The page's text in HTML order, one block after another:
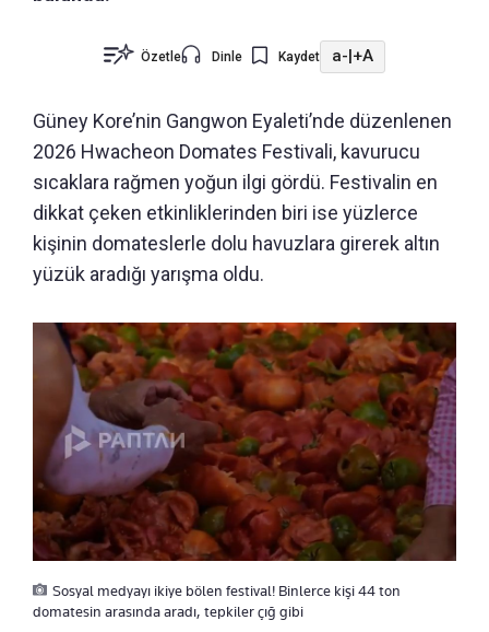
Özetle Dinle Kaydet a-|+A
Güney Kore’nin Gangwon Eyaleti’nde düzenlenen
2026 Hwacheon Domates Festivali, kavurucu
sıcaklara rağmen yoğun ilgi gördü. Festivalin en
dikkat çeken etkinliklerinden biri ise yüzlerce
kişinin domateslerle dolu havuzlara girerek altın
yüzük aradığı yarışma oldu.
Sosyal medyayı ikiye bölen festival! Binlerce kişi 44 ton
domatesin arasında aradı, tepkiler çığ gibi